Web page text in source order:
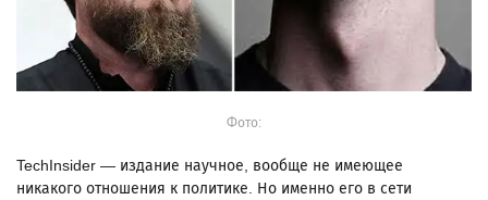
Фото:
TechInsider — издание научное, вообще не имеющее
никакого отношения к политике. Но именно его в сети